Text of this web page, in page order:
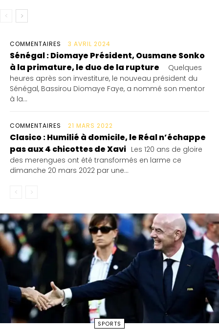
COMMENTAIRES 3 AVRIL 2024
Sénégal : Diomaye Président, Ousmane Sonko
à la primature, le duo de la rupture
Quelques
heures après son investiture, le nouveau président du
Sénégal, Bassirou Diomaye Faye, a nommé son mentor
à la...
COMMENTAIRES 21 MARS 2022
Clasico : Humilié à domicile, le Réal n’échappe
pas aux 4 chicottes de Xavi Les 120 ans de gloire
des merengues ont été transformés en larme ce
dimanche 20 mars 2022 par une...
SPORTS